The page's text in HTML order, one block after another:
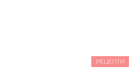
РЕЦЕПТИ